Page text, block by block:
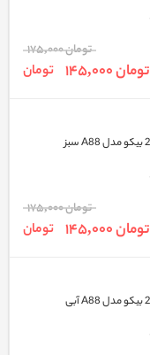
تومان 175,000
تومان 145,000 تومان
تومان 175,000
تومان 145,000 تومان